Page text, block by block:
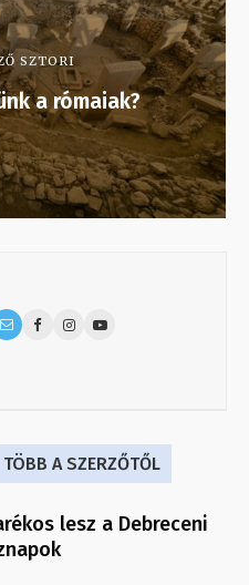
SZTORI
a rómaiak?
TÖBB A SZERZŐTŐL
lesz a Debreceni